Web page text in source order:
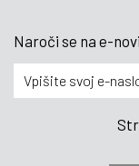
Naroči se na e-